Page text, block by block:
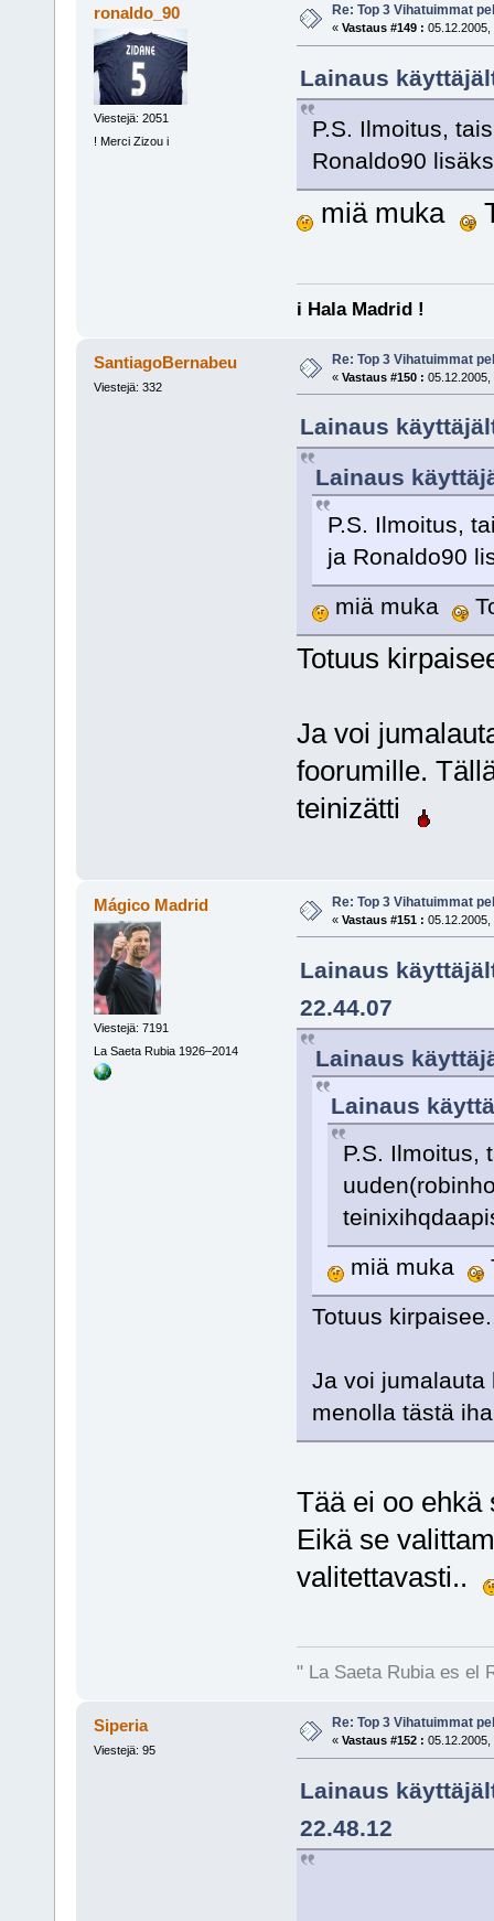
ronaldo_90
Viestejä: 2051
! Merci Zizou i
Re: Top 3 Vihatuimmat
« Vastaus #149 : 05.12.2005,
Lainaus
P.S. Ilmoitus,
Ronaldo90
miä muka
i Hala Madrid !
SantiagoBernabeu
Viestejä: 332
Re: Top 3 Vihatuimmat
« Vastaus #150 : 05.12.2005,
Lainaus
Lainaus
P.S. Ilmoitus,
ja Ronaldo90
miä muka
Totuus
Ja voi
foorumille.
teinizätti
Mágico Madrid
Viestejä: 7191
La Saeta Rubia 1926–2014
Re: Top 3 Vihatuimmat
« Vastaus #151 : 05.12.2005,
Lainaus
22.44.07
Lainaus
Lainaus
P.S. Ilmoitus,
miä muka
Totuus
Ja voi jumalauta
menolla tästä
Tää ei oo ehkä
Eikä se
valitettavasti..
" La Saeta Rubia es el
Siperia
Viestejä: 95
Re: Top 3 Vihatuimmat
« Vastaus #152 : 05.12.2005,
Lainaus
22.48.12